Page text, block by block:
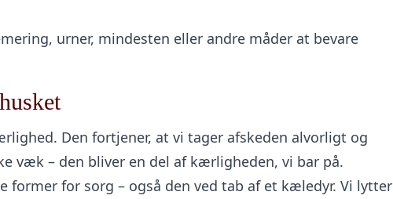
urner, mindesten eller andre måder at bevare
Den fortjener, at vi tager afskeden alvorligt og
væk – den bliver en del af kærligheden, vi bar på.
former for sorg – også den ved tab af et kæledyr. Vi lytter